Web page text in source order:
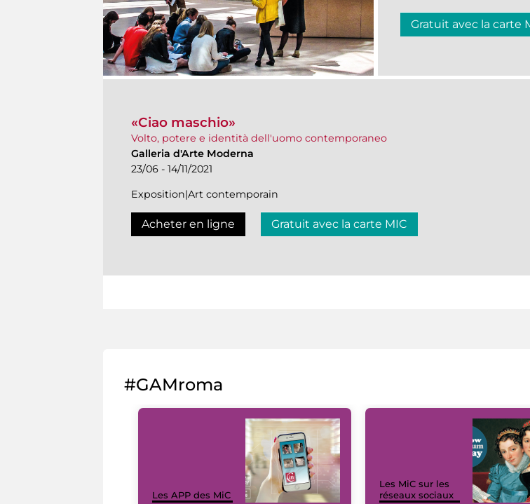
Gratuit avec la carte
«Ciao maschio»
Volto, potere e identità dell'uomo contemporaneo
Galleria d'Arte Moderna
23/06 - 14/11/2021
Exposition|Art contemporain
Acheter en ligne Gratuit avec la carte MIC
#GAMroma
Les APP des MiC
Les MiC sur les
réseaux sociaux